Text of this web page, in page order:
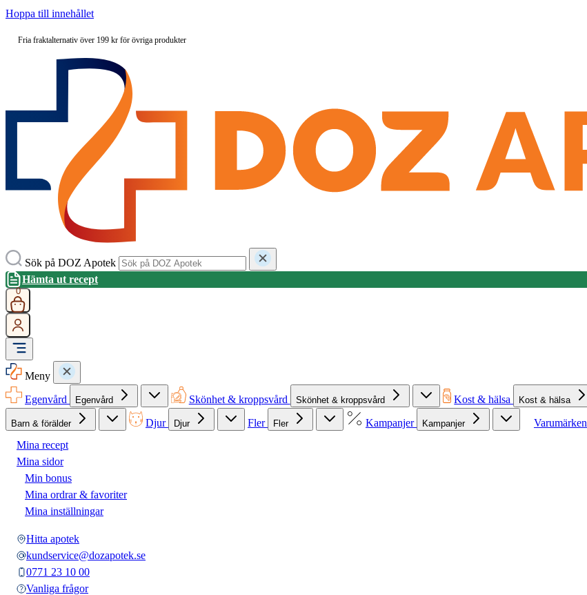
Hoppa till innehållet
Fria fraktalternativ över 199 kr för övriga produkter
Sök på DOZ Apotek
Hämta ut recept
0
Meny
Egenvård
Egenvård Skönhet & kroppsvård Skönhet & kroppsvård Kost & hälsa Kost & hälsa
Barn & förälder Djur Djur Fler Fler Kampanjer Kampanjer Varumärken
Mina recept
Mina sidor
Min bonus
Mina ordrar & favoriter
Mina inställningar
Hitta apotek
kundservice@dozapotek.se
0771 23 10 00
Vanliga frågor